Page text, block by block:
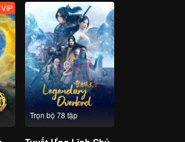
VIP
Trọn bộ 78 tập